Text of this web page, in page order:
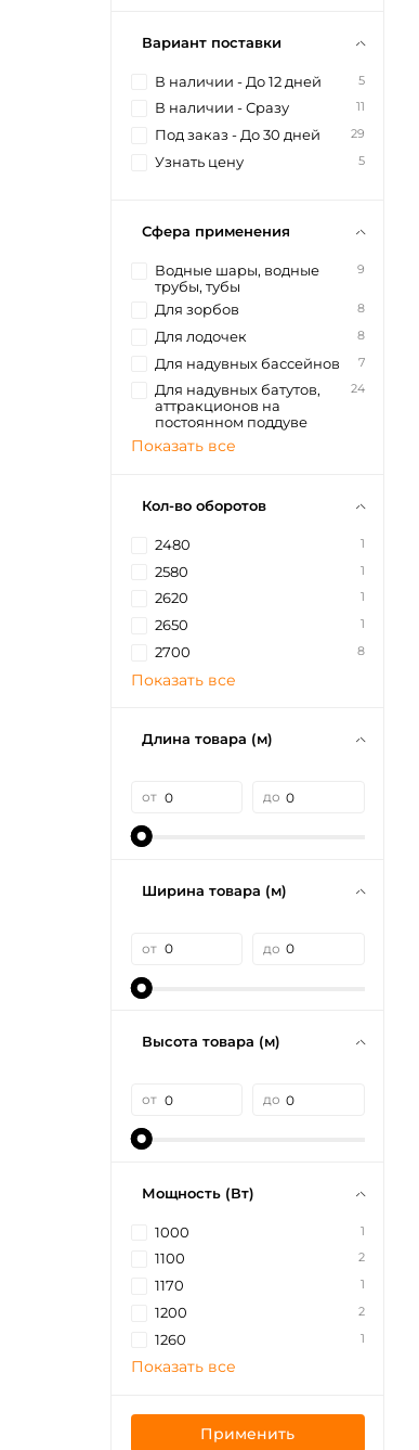
Вариант поставки
В наличии - До 12 дней 5
В наличии - Сразу 11
Под заказ - До 30 дней 29
Узнать цену 5
Сфера применения
Водные шары, водные
трубы, тубы
9
Для зорбов 8
Для лодочек 8
Для надувных бассейнов 7
Для надувных батутов,
аттракционов на
постоянном поддуве
24
Показать все
Кол-во оборотов
2480 1
2580 1
2620 1
2650 1
2700 8
Показать все
Длина товара (м)
от до
Ширина товара (м)
от до
Высота товара (м)
от до
Мощность (Вт)
1000 1
1100 2
1170 1
1200 2
1260 1
Показать все
Применить